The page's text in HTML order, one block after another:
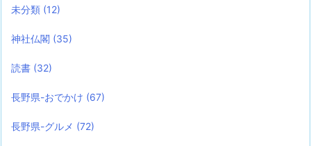
未分類 (12)
神社仏閣 (35)
読書 (32)
長野県-おでかけ (67)
長野県-グルメ (72)